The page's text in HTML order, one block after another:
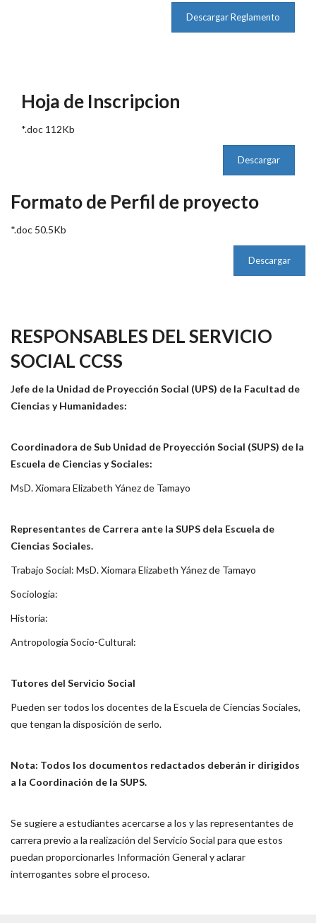
Descargar Reglamento
Hoja de Inscripcion
*.doc 112Kb
Descargar
Formato de Perfil de proyecto
*.doc 50.5Kb
Descargar
RESPONSABLES DEL SERVICIO
SOCIAL CCSS
Jefe de la Unidad de Proyección Social (UPS) de la Facultad de
Ciencias y Humanidades:
Coordinadora de Sub Unidad de Proyección Social (SUPS) de la
Escuela de Ciencias y Sociales:
MsD. Xiomara Elizabeth Yánez de Tamayo
Representantes de Carrera ante la SUPS dela Escuela de
Ciencias Sociales.
Trabajo Social: MsD. Xiomara Elizabeth Yánez de Tamayo
Sociología:
Historia:
Antropología Socio-Cultural:
Tutores del Servicio Social
Pueden ser todos los docentes de la Escuela de Ciencias Sociales,
que tengan la disposición de serlo.
Nota: Todos los documentos redactados deberán ir dirigidos
a la Coordinación de la SUPS.
Se sugiere a estudiantes acercarse a los y las representantes de
carrera previo a la realización del Servicio Social para que estos
puedan proporcionarles Información General y aclarar
interrogantes sobre el proceso.